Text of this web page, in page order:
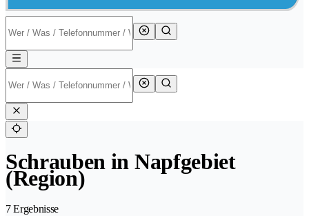
Schrauben in Napfgebiet
(Region)
7 Ergebnisse